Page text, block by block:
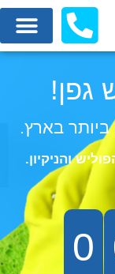
גפן!
ביותר בארץ.
והניקיון.
0